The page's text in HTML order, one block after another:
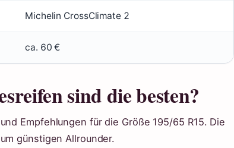
Michelin CrossClimate 2
ca. 60 €
sind die besten?
Empfehlungen für die Größe 195/65 R15. Die
günstigen Allrounder.